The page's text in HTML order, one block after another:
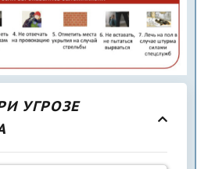
УГРОЗЕ